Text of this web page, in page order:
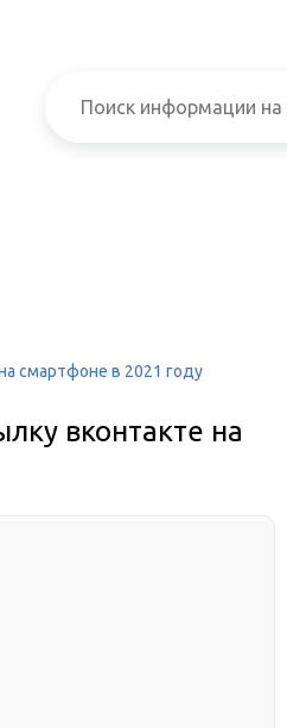
смартфоне в 2021 году
вконтакте на